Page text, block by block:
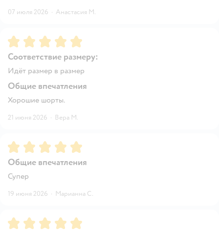
07 июля 2026 · Анастасия М.
Рейтинг:5
Соответствие размеру:
Идёт размер в размер
Общие впечатления
Хорошие шорты.
21 июня 2026 · Вера М.
Рейтинг:5
Общие впечатления
Супер
19 июня 2026 · Марианна С.
Рейтинг:5